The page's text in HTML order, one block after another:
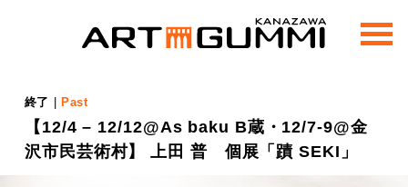
m
e
終了 Past
【12/4 – 12/12@As baku B蔵・12/7-9@金
沢市民芸術村】 上田 普 個展「蹟 SEKI」